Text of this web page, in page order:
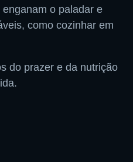
o paladar e
como cozinhar em
do prazer e da nutrição